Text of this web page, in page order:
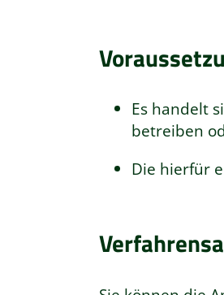
Es handelt
betreiben
Die hierfür